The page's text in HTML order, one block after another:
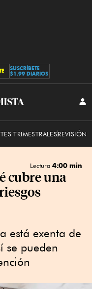
SUSCRÍBETE
$1.99 DIARIOS
TRIMESTRALESREVISIÓN
Lectura 4:00 min
cubre una
está exenta de
se pueden